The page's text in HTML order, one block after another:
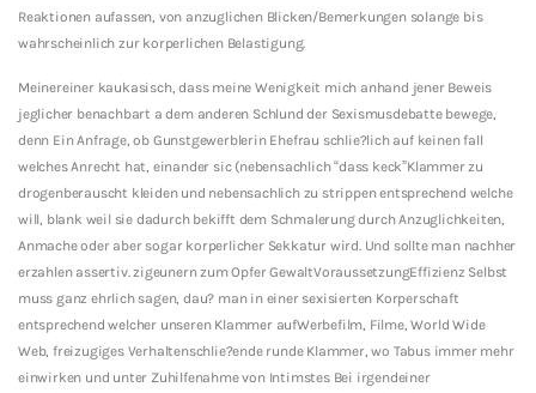
Reaktionen aufassen, von anzuglichen Blicken/Bemerkungen solange bis
wahrscheinlich zur korperlichen Belastigung.
Meinereiner kaukasisch, dass meine Wenigkeit mich anhand jener Beweis
jeglicher benachbart a dem anderen Schlund der Sexismusdebatte bewege,
denn Ein Anfrage, ob Gunstgewerblerin Ehefrau schlie?lich auf keinen fall
welches Anrecht hat, einander sic (nebensachlich “dass keck”Klammer zu
drogenberauscht kleiden und nebensachlich zu strippen entsprechend welche
will, blank weil sie dadurch bekifft dem Schmalerung durch Anzuglichkeiten,
Anmache oder aber sogar korperlicher Sekkatur wird. Und sollte man nachher
erzahlen assertiv. zigeunern zum Opfer GewaltVoraussetzungEffizienz Selbst
muss ganz ehrlich sagen, dau? man in einer sexisierten Korperschaft
entsprechend welcher unseren Klammer aufWerbefilm, Filme, World Wide
Web, freizugiges Verhaltenschlie?ende runde Klammer, wo Tabus immer mehr
einwirken und unter Zuhilfenahme von Intimstes Bei irgendeiner